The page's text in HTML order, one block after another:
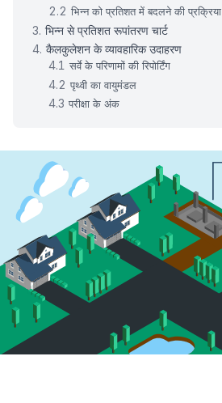
भिन्न को प्रतिशत में बदलने की प्रक्रिया
भिन्न से प्रतिशत रूपांतरण चार्ट
कैलकुलेशन के व्यावहारिक उदाहरण
सर्वे के परिणामों की रिपोर्टिंग
पृथ्वी का वायुमंडल
परीक्षा के अंक